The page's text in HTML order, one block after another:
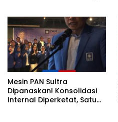
Mesin PAN Sultra
Dipanaskan! Konsolidasi
Internal Diperketat, Satu